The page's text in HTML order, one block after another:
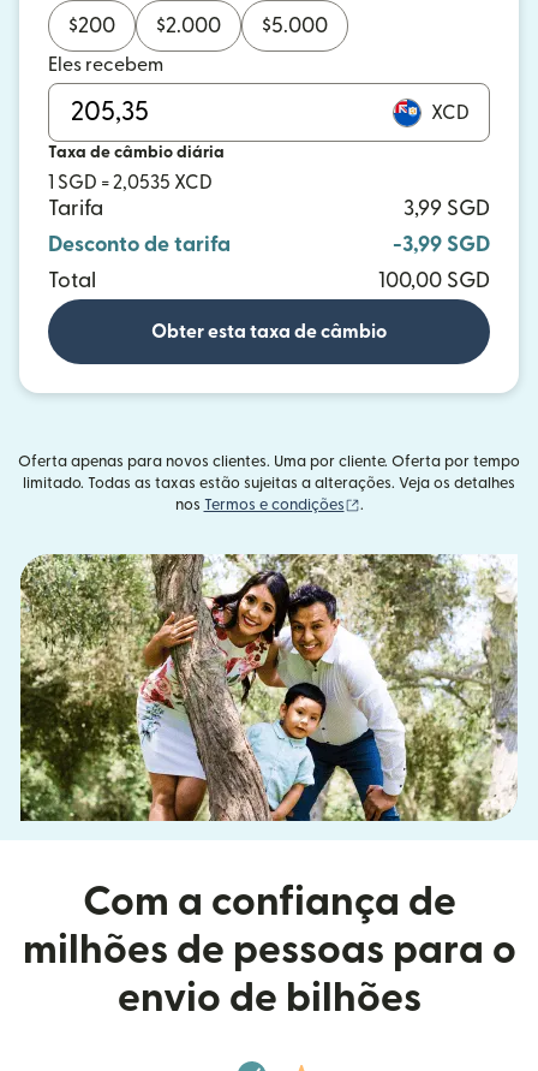
$200 $2.000 $5.000
Eles recebem
XCD
Taxa de câmbio diária
1 SGD = 2,0535 XCD
Tarifa
3,99 SGD
Desconto de tarifa
-3,99 SGD
Total
100,00 SGD
Obter esta taxa de câmbio
Oferta apenas para novos clientes. Uma por cliente. Oferta por tempo
limitado. Todas as taxas estão sujeitas a alterações. Veja os detalhes
nos Termos e condições (abre em uma nova
.
Com a confiança de
milhões de pessoas para o
envio de bilhões